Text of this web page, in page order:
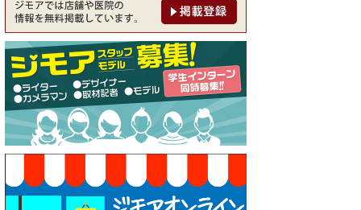
【ジモア限定特典①】まつ毛
カール 3,850円→ 2,750円（Pr
emiere（プルミエール））
[有効期限]2026年9月30日
焼き餃子 一皿サービス（餃子
酒場たっちゃん 西早稲田
店）
[有効期限]2026年9月30日